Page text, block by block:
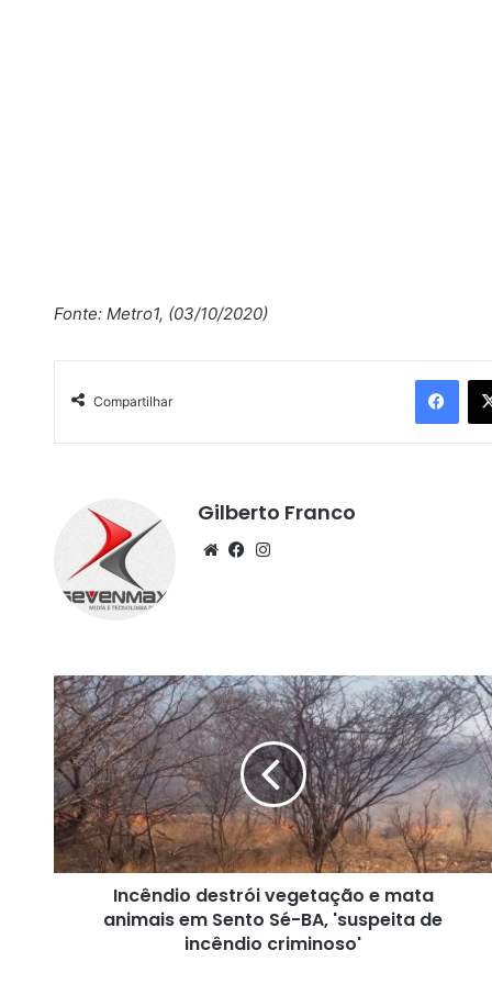
Fonte: Metro1, (03/10/2020)
Compartilhar
Facebook
Gilberto Franco
We Fa
I
n
c
ê
n
d
i
o
d
Incêndio destrói vegetação e mata
animais em Sento Sé-BA, 'suspeita de
incêndio criminoso'